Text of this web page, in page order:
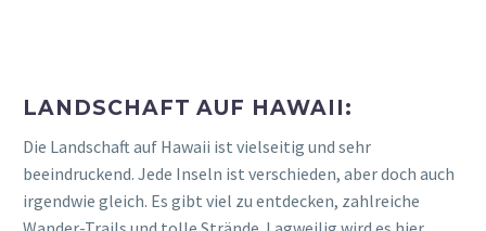
irgendwie gleich. Es gibt viel zu entdecken, zahlreiche
Wander-Trails und tolle Strände. Lagweilig wird es hier
einem nicht! Tolle hohe Berge bzw. Vulkane, die man
Diamond Head
Haleakala Summit
“ (Maui) oder aber auch die Naturvielfalt